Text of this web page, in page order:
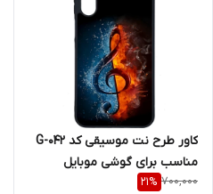
کاور طرح نت موسیقی کد G-042
مناسب برای گوشی موبایل
سامسونگ Galaxy A16 4G / A16
700,000
21%